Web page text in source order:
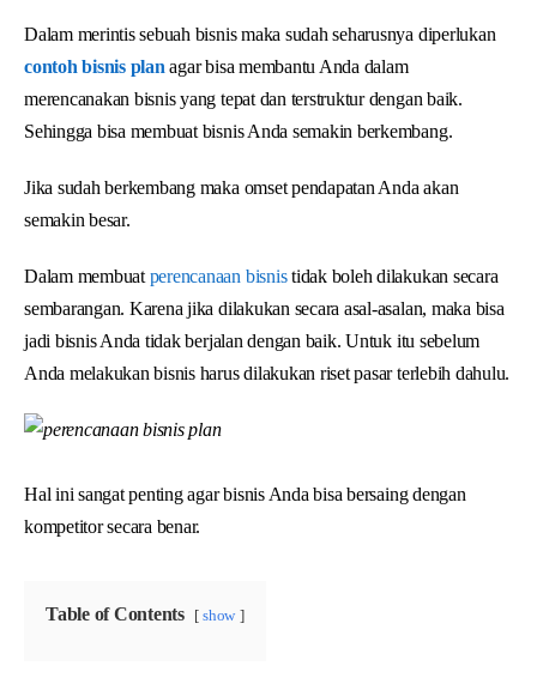
Dalam merintis sebuah bisnis maka sudah seharusnya diperlukan
contoh bisnis plan agar bisa membantu Anda dalam
merencanakan bisnis yang tepat dan terstruktur dengan baik.
Sehingga bisa membuat bisnis Anda semakin berkembang.
Jika sudah berkembang maka omset pendapatan Anda akan
semakin besar.
Dalam membuat perencanaan bisnistidak boleh dilakukan secara
sembarangan. Karena jika dilakukan secara asal-asalan, maka bisa
jadi bisnis Anda tidak berjalan dengan baik. Untuk itu sebelum
Anda melakukan bisnis harus dilakukan riset pasar terlebih dahulu.
Hal ini sangat penting agar bisnis Anda bisa bersaing dengan
kompetitor secara benar.
Table of Contents show